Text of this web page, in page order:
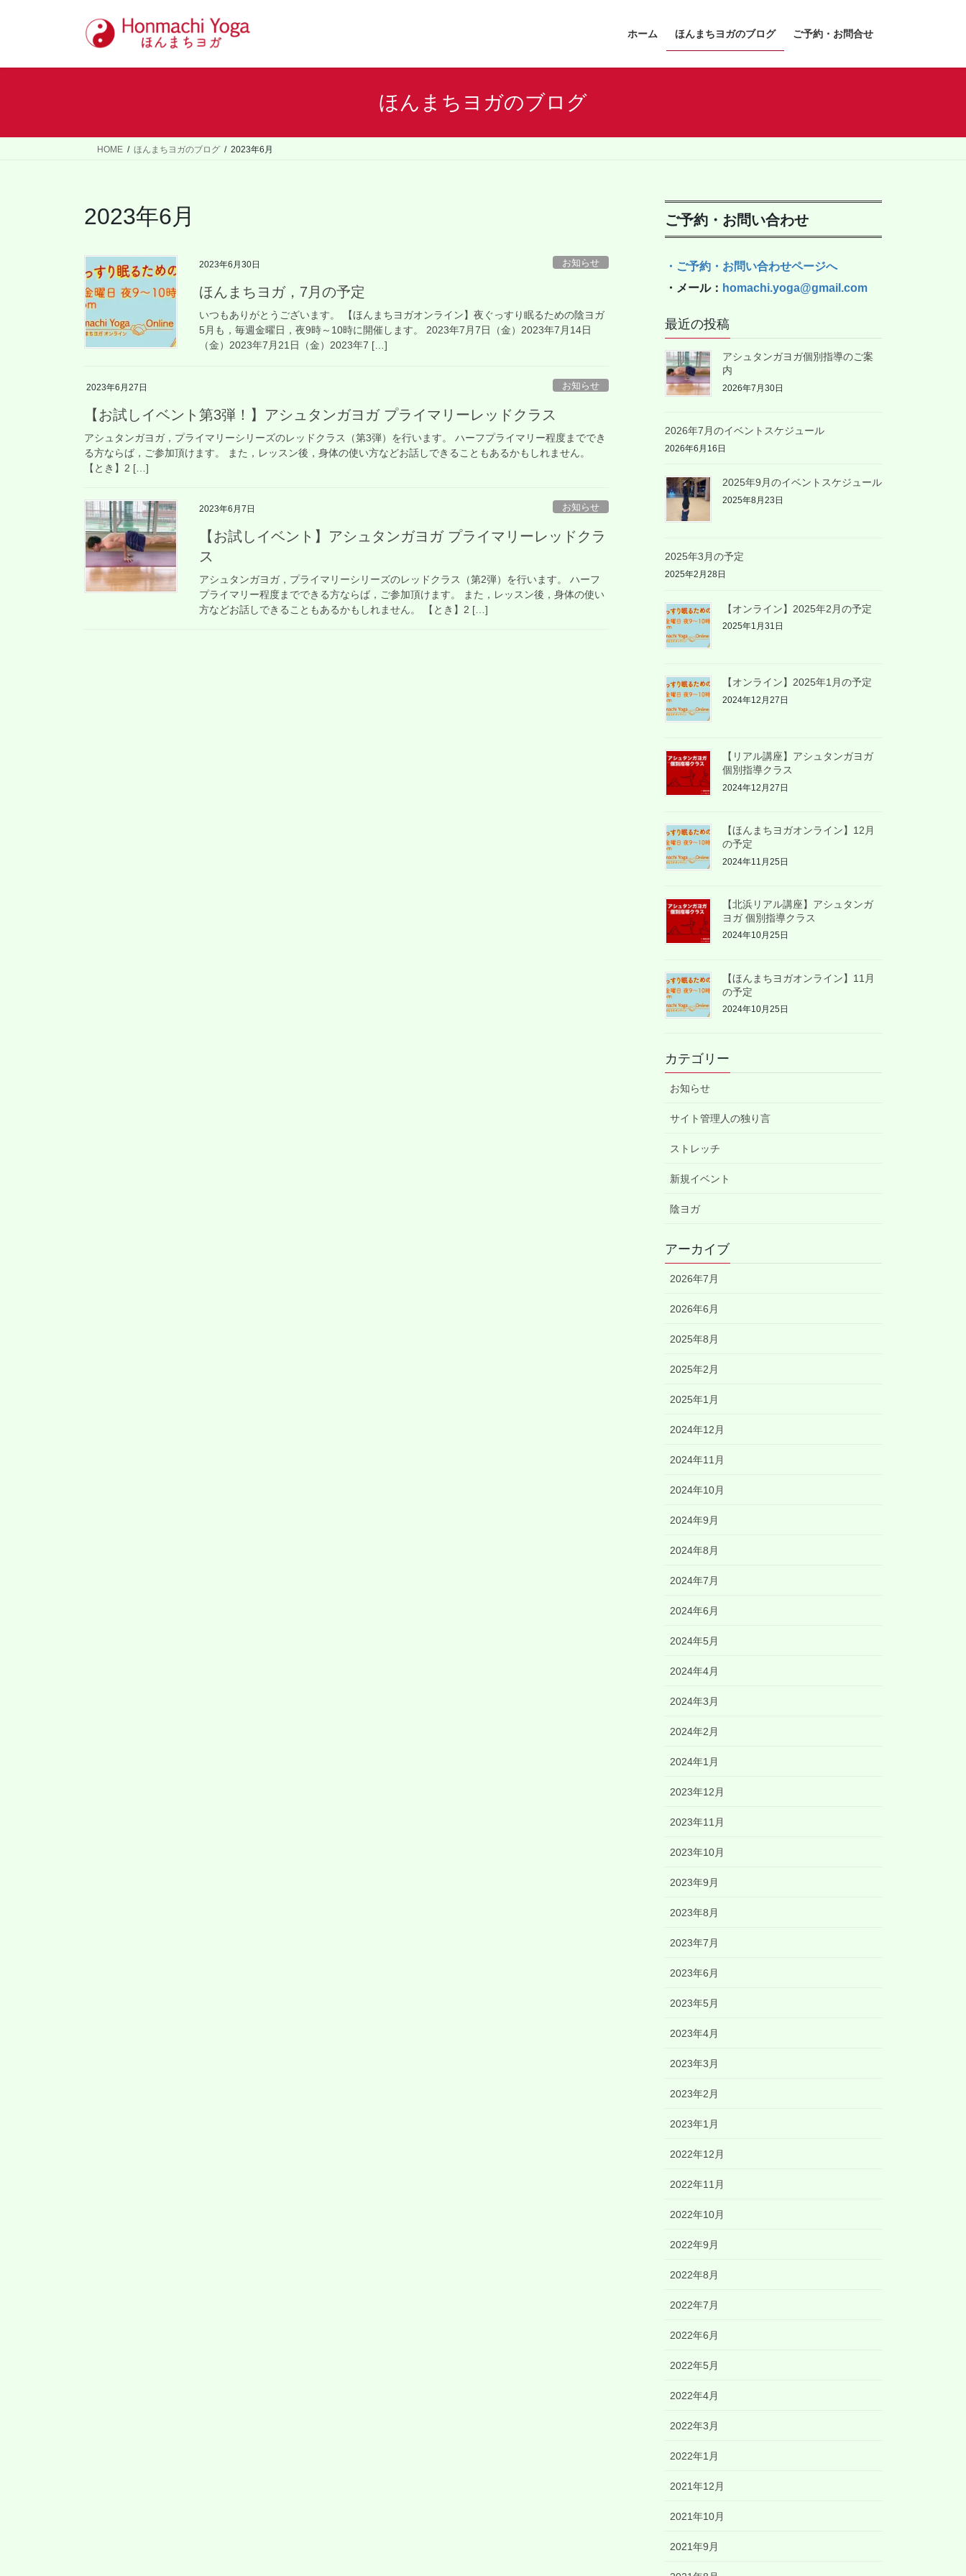
ホーム ほんまちヨガのブログ ご予約・お問合せ
ほんまちヨガのブログ
HOME ほんまちヨガのブログ 2023年6月
2023年6月
2023年6月30日 お知らせ
ほんまちヨガ，7月の予定
いつもありがとうございます。 【ほんまちヨガオンライン】夜ぐっすり眠るための陰ヨガ
5月も，毎週金曜日，夜9時～10時に開催します。 2023年7月7日（金）2023年7月14日
（金）2023年7月21日（金）2023年7 […]
2023年6月27日 お知らせ
【お試しイベント第3弾！】アシュタンガヨガ プライマリーレッドクラス
アシュタンガヨガ，プライマリーシリーズのレッドクラス（第3弾）を行います。 ハーフプライマリー程度まででき
る方ならば，ご参加頂けます。 また，レッスン後，身体の使い方などお話しできることもあるかもしれません。
【とき】2 […]
2023年6月7日 お知らせ
【お試しイベント】アシュタンガヨガ プライマリーレッドクラ
ス
アシュタンガヨガ，プライマリーシリーズのレッドクラス（第2弾）を行います。 ハーフ
プライマリー程度までできる方ならば，ご参加頂けます。 また，レッスン後，身体の使い
方などお話しできることもあるかもしれません。 【とき】2 […]
ご予約・お問い合わせ
・ご予約・お問い合わせページへ
・メール： homachi.yoga@gmail.com
最近の投稿
アシュタンガヨガ個別指導のご案
内
2026年7月30日
2026年7月のイベントスケジュール
2026年6月16日
2025年9月のイベントスケジュール
2025年8月23日
2025年3月の予定
2025年2月28日
【オンライン】2025年2月の予定
2025年1月31日
【オンライン】2025年1月の予定
2024年12月27日
【リアル講座】アシュタンガヨガ
個別指導クラス
2024年12月27日
【ほんまちヨガオンライン】12月
の予定
2024年11月25日
【北浜リアル講座】アシュタンガ
ヨガ 個別指導クラス
2024年10月25日
【ほんまちヨガオンライン】11月
の予定
2024年10月25日
カテゴリー
お知らせ
サイト管理人の独り言
ストレッチ
新規イベント
陰ヨガ
アーカイブ
2026年7月
2026年6月
2025年8月
2025年2月
2025年1月
2024年12月
2024年11月
2024年10月
2024年9月
2024年8月
2024年7月
2024年6月
2024年5月
2024年4月
2024年3月
2024年2月
2024年1月
2023年12月
2023年11月
2023年10月
2023年9月
2023年8月
2023年7月
2023年6月
2023年5月
2023年4月
2023年3月
2023年2月
2023年1月
2022年12月
2022年11月
2022年10月
2022年9月
2022年8月
2022年7月
2022年6月
2022年5月
2022年4月
2022年3月
2022年1月
2021年12月
2021年10月
2021年9月